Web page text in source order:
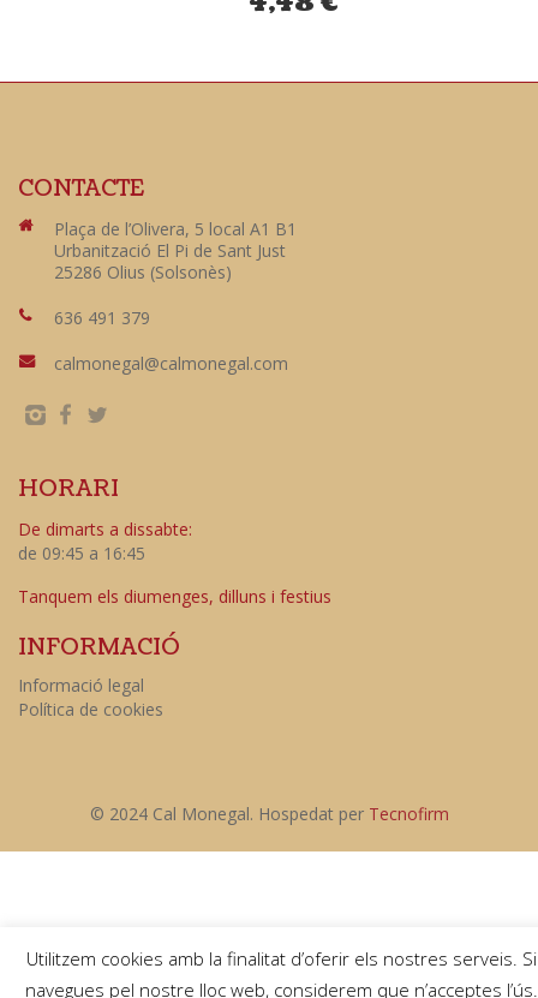
CONTACTE
Plaça de l’Olivera, 5 local A1 B1
Urbanització El Pi de Sant Just
25286 Olius (Solsonès)
636 491 379
calmonegal@calmonegal.com
HORARI
De dimarts a dissabte:
de 09:45 a 16:45
Tanquem els diumenges, dilluns i festius
INFORMACIÓ
Informació legal
Política de cookies
© 2024 Cal Monegal. Hospedat per Tecnofirm
Utilitzem cookies amb la finalitat d’oferir els nostres serveis. Si
navegues pel nostre lloc web, considerem que n’acceptes l’ús.